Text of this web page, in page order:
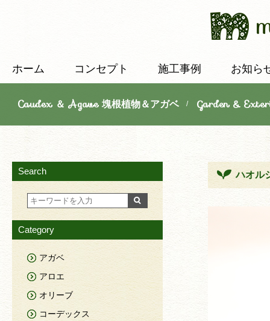
ホーム コンセプト 施工事例 お知ら
Caudex ＆ Agave 塊根植物＆アガベ/Garden &
ハオル
Search
Category
アガベ
アロエ
オリーブ
コーデックス